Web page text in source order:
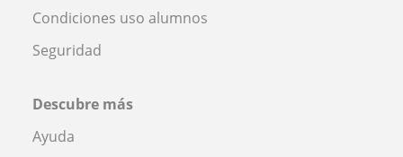
Condiciones uso alumnos
Seguridad
Descubre más
Ayuda